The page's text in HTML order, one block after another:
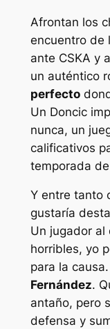
Afrontan los
encuentro de
ante CSKA y
un auténtico
perfecto
Un Doncic
nunca, un
calificativos
temporada
Y entre tanto
gustaría
Un jugador al
horribles, yo
para la
Fernández.
antaño, pero
defensa y